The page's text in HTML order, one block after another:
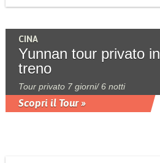
CINA
Yunnan tour privato in
treno
Tour privato 7 giorni/ 6 notti
Scopri il Tour »